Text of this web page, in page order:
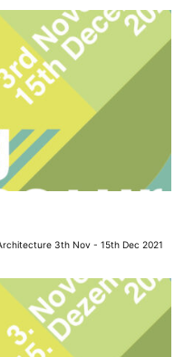
3th Nov - 15th Dec 2021